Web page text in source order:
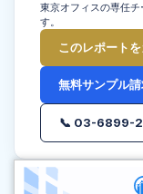
東京オフィスの専任
す。
このレポート
無料サンプル
📞 03-6899-